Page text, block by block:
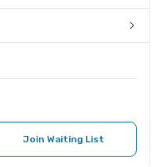
Join Waiting List